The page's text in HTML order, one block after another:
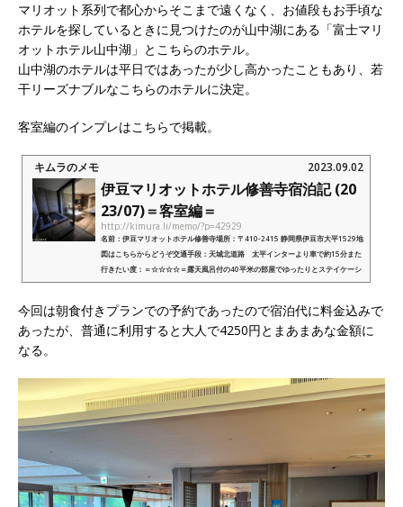
マリオット系列で都心からそこまで遠くなく、お値段もお手頃な
ホテルを探しているときに見つけたのが山中湖にある「富士マリ
オットホテル山中湖」とこちらのホテル。
山中湖のホテルは平日ではあったが少し高かったこともあり、若
干リーズナブルなこちらのホテルに決定。
客室編のインプレはこちらで掲載。
キムラのメモ 2023.09.02
伊豆マリオットホテル修善寺宿泊記 (20
23/07)＝客室編＝
http://kimura.li/memo/?p=42929
名前：伊豆マリオットホテル修善寺場所：〒410-2415 静岡県伊豆市大平1529地
図はこちらからどうぞ交通手段：天城北道路 太平インターより車で約15分また
行きたい度：＝☆☆☆☆＝露天風呂付の40平米の部屋でゆったりとステイケーシ
ョンを満喫できる都心からの距離もドラ...
今回は朝食付きプランでの予約であったので宿泊代に料金込みで
あったが、普通に利用すると大人で4250円とまあまあな金額に
なる。